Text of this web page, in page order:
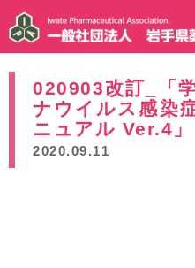
020903改訂_「
ナウイルス感染
ニュアル Ver.4」
2020.09.11